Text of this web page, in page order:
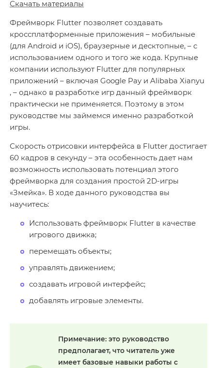
Скачать материалы
Фреймворк Flutter позволяет создавать
кроссплатформенные приложения – мобильные
(для Android и iOS), браузерные и десктопные, – с
использованием одного и того же кода. Крупные
компании используют Flutter для популярных
приложений – включая Google Pay и Alibaba Xianyu
, – однако в разработке игр данный фреймворк
практически не применяется. Поэтому в этом
руководстве мы займемся именно разработкой
игры.
Скорость отрисовки интерфейса в Flutter достигает
60 кадров в секунду – эта особенность дает нам
возможность использовать потенциал этого
фреймворка для создания простой 2D-игры
«Змейка». В ходе данного руководства вы
научитесь:
Использовать фреймворк Flutter в качестве
игрового движка;
перемещать объекты;
управлять движением;
создавать игровой интерфейс;
добавлять игровые элементы.
Примечание: это руководство
предполагает, что читатель уже
имеет базовые навыки работы с